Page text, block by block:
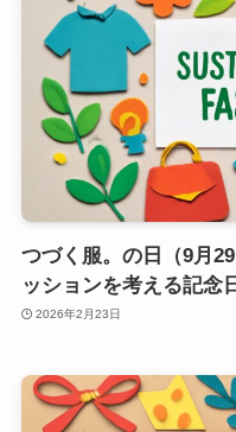
つづく服。の日（9月
ッションを考える記念
2026年2月23日